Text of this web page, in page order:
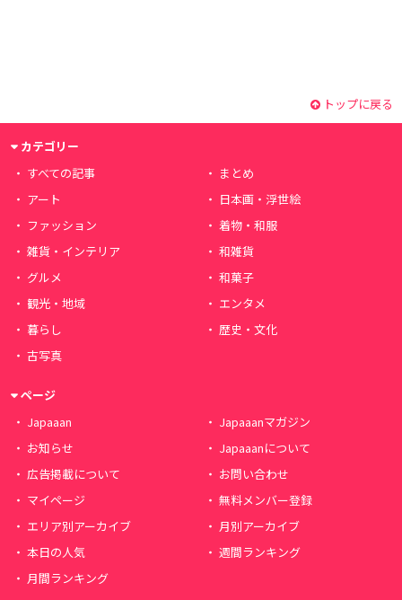
トップに戻る
カテゴリー
すべての記事
まとめ
アート
日本画・浮世絵
ファッション
着物・和服
雑貨・インテリア
和雑貨
グルメ
和菓子
観光・地域
エンタメ
暮らし
歴史・文化
古写真
ページ
Japaaan
Japaaanマガジン
お知らせ
Japaaanについて
広告掲載について
お問い合わせ
マイページ
無料メンバー登録
エリア別アーカイブ
月別アーカイブ
本日の人気
週間ランキング
月間ランキング